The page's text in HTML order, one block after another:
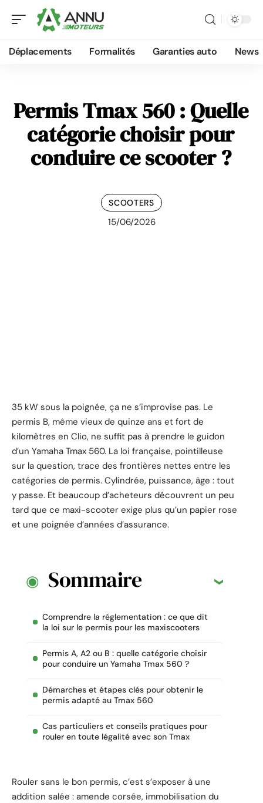
Déplacements Formalités Garanties auto News
Permis Tmax 560 : Quelle
catégorie choisir pour
conduire ce scooter ?
SCOOTERS
15/06/2026
35 kW sous la poignée, ça ne s’improvise pas. Le
permis B, même vieux de quinze ans et fort de
kilomètres en Clio, ne suffit pas à prendre le guidon
d’un Yamaha Tmax 560. La loi française, pointilleuse
sur la question, trace des frontières nettes entre les
catégories de permis. Cylindrée, puissance, âge : tout
y passe. Et beaucoup d’acheteurs découvrent un peu
tard que ce maxi-scooter exige plus qu’un papier rose
et une poignée d’années d’assurance.
Sommaire
Comprendre la réglementation : ce que dit
la loi sur le permis pour les maxiscooters
Permis A, A2 ou B : quelle catégorie choisir
pour conduire un Yamaha Tmax 560 ?
Démarches et étapes clés pour obtenir le
permis adapté au Tmax 560
Cas particuliers et conseils pratiques pour
rouler en toute légalité avec son Tmax
Rouler sans le bon permis, c’est s’exposer à une
addition salée : amende corsée, immobilisation du